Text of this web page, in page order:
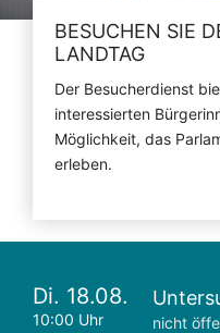
BESUCHEN SIE
LANDTAG
Der Besucherdienst
interessierten
Möglichkeit, das
erleben.
Di. 18.08.
10:00 Uhr nicht